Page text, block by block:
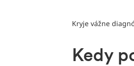
Kryje vážne
Kedy